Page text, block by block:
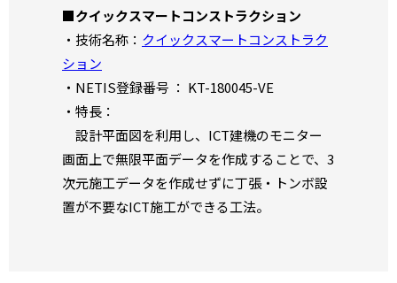
■クイックスマートコンストラクション
・技術名称： クイックスマートコンストラク
ション
・NETIS登録番号 ： KT-180045-VE
・特長：
設計平面図を利用し、ICT建機のモニター
画面上で無限平面データを作成することで、3
次元施工データを作成せずに丁張・トンボ設
置が不要なICT施工ができる工法。